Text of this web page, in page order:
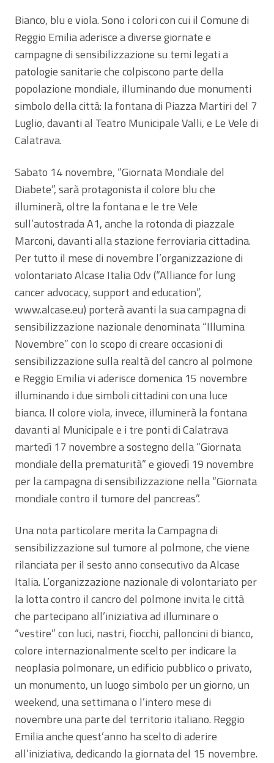
Bianco, blu e viola. Sono i colori con cui il Comune di
Reggio Emilia aderisce a diverse giornate e
campagne di sensibilizzazione su temi legati a
patologie sanitarie che colpiscono parte della
popolazione mondiale, illuminando due monumenti
simbolo della città: la fontana di Piazza Martiri del 7
Luglio, davanti al Teatro Municipale Valli, e Le Vele di
Calatrava.
Sabato 14 novembre, “Giornata Mondiale del
Diabete”, sarà protagonista il colore blu che
illuminerà, oltre la fontana e le tre Vele
sull’autostrada A1, anche la rotonda di piazzale
Marconi, davanti alla stazione ferroviaria cittadina.
Per tutto il mese di novembre l’organizzazione di
volontariato Alcase Italia Odv (“Alliance for lung
cancer advocacy, support and education”,
www.alcase.eu) porterà avanti la sua campagna di
sensibilizzazione nazionale denominata “Illumina
Novembre” con lo scopo di creare occasioni di
sensibilizzazione sulla realtà del cancro al polmone
e Reggio Emilia vi aderisce domenica 15 novembre
illuminando i due simboli cittadini con una luce
bianca. Il colore viola, invece, illuminerà la fontana
davanti al Municipale e i tre ponti di Calatrava
martedì 17 novembre a sostegno della “Giornata
mondiale della prematurità” e giovedì 19 novembre
per la campagna di sensibilizzazione nella “Giornata
mondiale contro il tumore del pancreas”.
Una nota particolare merita la Campagna di
sensibilizzazione sul tumore al polmone, che viene
rilanciata per il sesto anno consecutivo da Alcase
Italia. L’organizzazione nazionale di volontariato per
la lotta contro il cancro del polmone invita le città
che partecipano all’iniziativa ad illuminare o
“vestire” con luci, nastri, fiocchi, palloncini di bianco,
colore internazionalmente scelto per indicare la
neoplasia polmonare, un edificio pubblico o privato,
un monumento, un luogo simbolo per un giorno, un
weekend, una settimana o l’intero mese di
novembre una parte del territorio italiano. Reggio
Emilia anche quest’anno ha scelto di aderire
all’iniziativa, dedicando la giornata del 15 novembre.